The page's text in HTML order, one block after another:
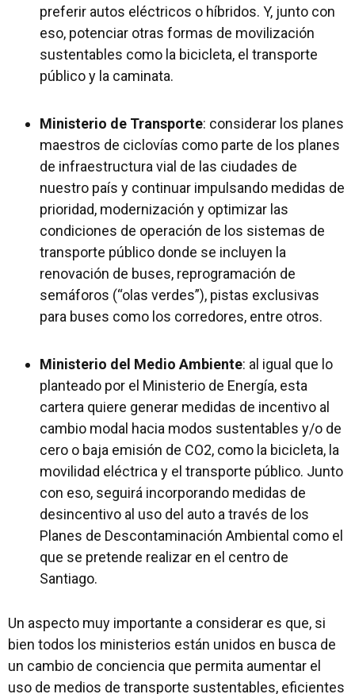
preferir autos eléctricos o híbridos. Y, junto con
eso, potenciar otras formas de movilización
sustentables como la bicicleta, el transporte
público y la caminata.
Ministerio de Transporte: considerar los planes
maestros de ciclovías como parte de los planes
de infraestructura vial de las ciudades de
nuestro país y continuar impulsando medidas de
prioridad, modernización y optimizar las
condiciones de operación de los sistemas de
transporte público donde se incluyen la
renovación de buses, reprogramación de
semáforos (“olas verdes”), pistas exclusivas
para buses como los corredores, entre otros.
Ministerio del Medio Ambiente: al igual que lo
planteado por el Ministerio de Energía, esta
cartera quiere generar medidas de incentivo al
cambio modal hacia modos sustentables y/o de
cero o baja emisión de CO2, como la bicicleta, la
movilidad eléctrica y el transporte público. Junto
con eso, seguirá incorporando medidas de
desincentivo al uso del auto a través de los
Planes de Descontaminación Ambiental como el
que se pretende realizar en el centro de
Santiago.
Un aspecto muy importante a considerar es que, si
bien todos los ministerios están unidos en busca de
un cambio de conciencia que permita aumentar el
uso de medios de transporte sustentables, eficientes